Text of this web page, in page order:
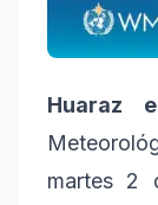
Huaraz
martes 2